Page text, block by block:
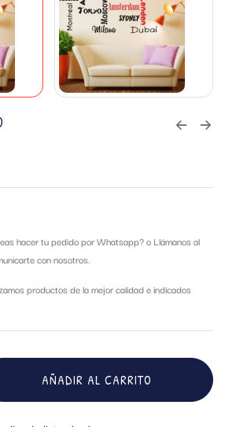
hacer tu pedido por Whatsapp?o Llámanos al
con nosotros.
productos de la mejor calidad e indicados
AÑADIR AL CARRITO